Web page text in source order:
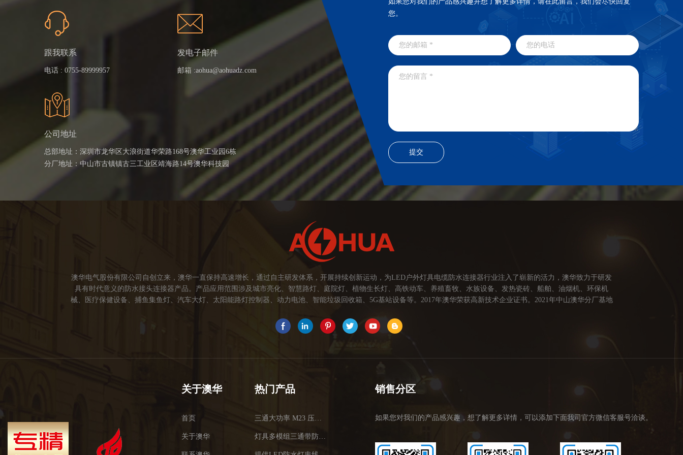
您。
跟我联系
电话 : 0755-89999957
发电子邮件
邮箱 :aohua@aohuadz.com
公司地址
总部地址：深圳市龙华区大浪街道华荣路168号澳华工业园6栋
分厂地址：中山市古镇镇古三工业区靖海路14号澳华科技园
澳华电气股份有限公司自创立来，澳华一直保持高速增长，通过自主研发体系，开展持续创新运动，为LED户外灯具电缆防水连接器行业注入了崭新的活力，澳华致力于研发
具有时代意义的防水接头连接器产品。产品应用范围涉及城市亮化、智慧路灯、庭院灯、植物生长灯、高铁动车、养殖畜牧、水族设备、发热瓷砖、船舶、油烟机、环保机
械、医疗保健设备、捕鱼集鱼灯、汽车大灯、太阳能路灯控制器、动力电池、智能垃圾回收箱、5G基站设备等。2017年澳华荣获高新技术企业证书。2021年中山澳华分厂基地
于世界，让线缆更可靠的连接。 我们的使命： 关注市场发展，紧握客户的需求，提供有价值的线缆连接器解决方案，为客户创造价值。 我们的价值观： 1、不断专研高端技
术，提高行业技术水平...
关于澳华
首页
关于澳华
热门产品
三通大功率 M23 压接2.5平方
灯具多模组三通带防水插头
销售分区
如果您对我们的产品感兴趣，想了解更多详情，可以添加下面我司官方微信客服号洽谈。